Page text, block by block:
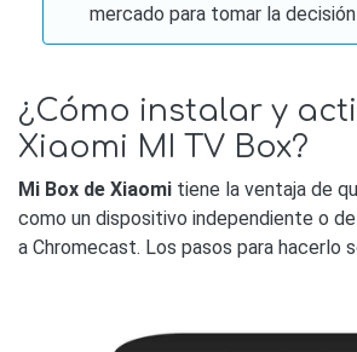
mercado para tomar la
¿Cómo instalar y
Xiaomi MI TV Box?
Mi Box de Xiaomi tiene la ventaja de
como un dispositivo independiente o
a Chromecast. Los pasos para hacerlo